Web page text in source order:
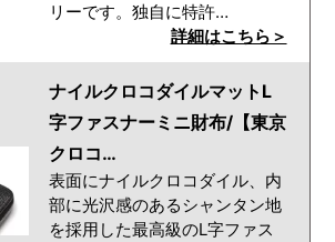
リーです。独自に特許…
詳細はこちら＞
ナイルクロコダイルマットL
字ファスナーミニ財布/【東京
クロコ…
表面にナイルクロコダイル、内
部に光沢感のあるシャンタン地
を採用した最高級のL字ファス